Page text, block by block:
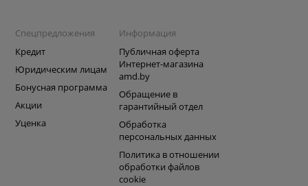
Спецпредложения
Кредит
Юридическим лицам
Бонусная программа
Акции
Уценка
Информация
Публичная оферта
Интернет-магазина
amd.by
Обращение в
гарантийный отдел
Обработка
персональных данных
Политика в отношении
обработки файлов
cookie